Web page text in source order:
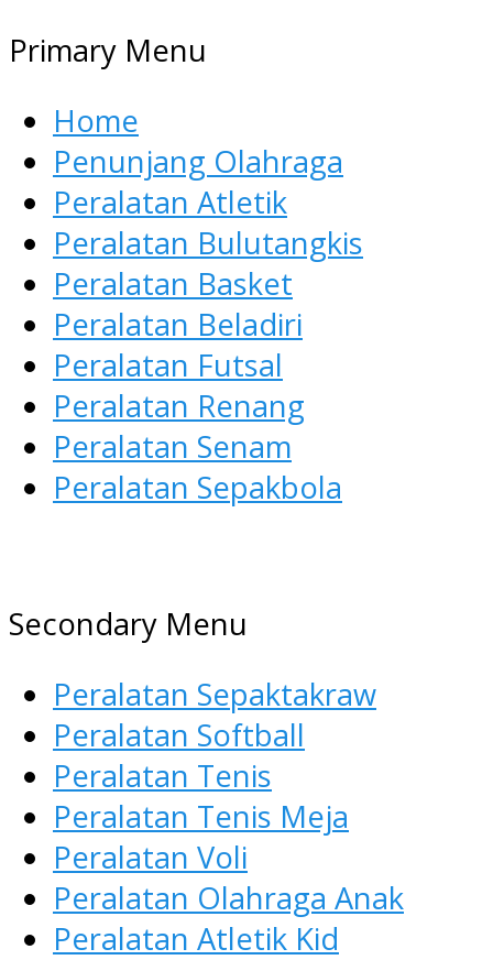
Primary Menu
Home
Penunjang Olahraga
Peralatan Atletik
Peralatan Bulutangkis
Peralatan Basket
Peralatan Beladiri
Peralatan Futsal
Peralatan Renang
Peralatan Senam
Peralatan Sepakbola
AGEN ALAT OLAHRAGA
Menyediakan Alat Olahraga
Secondary Menu
Peralatan Sepaktakraw
Peralatan Softball
Peralatan Tenis
Peralatan Tenis Meja
Peralatan Voli
Peralatan Olahraga Anak
Peralatan Atletik Kid